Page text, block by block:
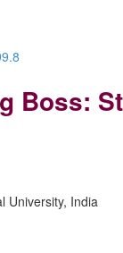
Boss:
University, India